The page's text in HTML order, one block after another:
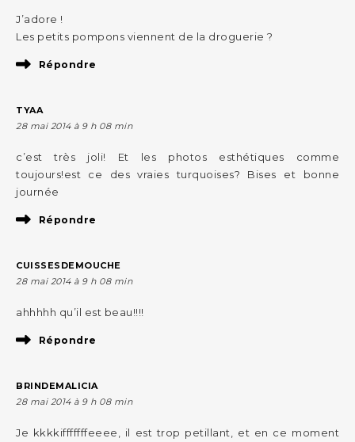
J’adore !
Les petits pompons viennent de la droguerie ?
Répondre
TYAA
28 mai 2014 à 9 h 08 min
c’est très joli! Et les photos esthétiques comme
toujours!est ce des vraies turquoises? Bises et bonne
journée
Répondre
CUISSESDEMOUCHE
28 mai 2014 à 9 h 08 min
ahhhhh qu’il est beau!!!!
Répondre
BRINDEMALICIA
28 mai 2014 à 9 h 08 min
Je kkkkifffffffeeee, il est trop petillant, et en ce moment